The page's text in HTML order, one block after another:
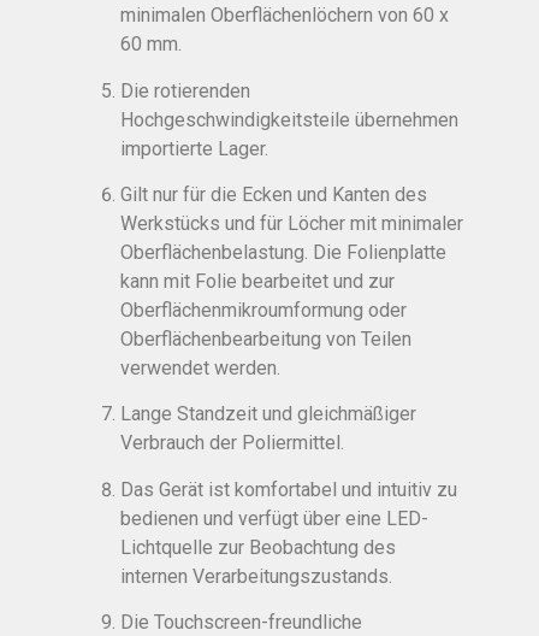
minimalen Oberflächenlöchern von 60 x
60 mm.
Die rotierenden
Hochgeschwindigkeitsteile übernehmen
importierte Lager.
Gilt nur für die Ecken und Kanten des
Werkstücks und für Löcher mit minimaler
Oberflächenbelastung. Die Folienplatte
kann mit Folie bearbeitet und zur
Oberflächenmikroumformung oder
Oberflächenbearbeitung von Teilen
verwendet werden.
Lange Standzeit und gleichmäßiger
Verbrauch der Poliermittel.
Das Gerät ist komfortabel und intuitiv zu
bedienen und verfügt über eine LED-
Lichtquelle zur Beobachtung des
internen Verarbeitungszustands.
Die Touchscreen-freundliche